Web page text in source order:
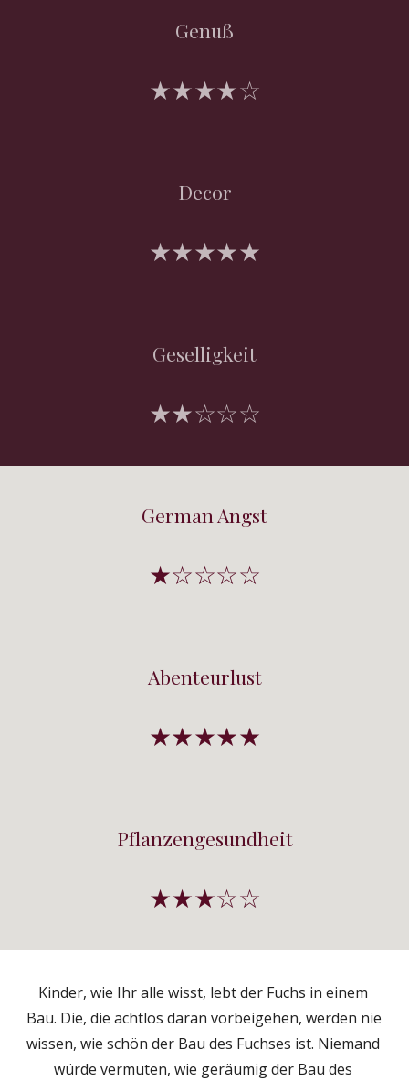
Genuß
★★★★☆
Decor
★★★★★
Geselligkeit
★★☆☆☆
German Angst
★☆☆☆☆
Abenteurlust
★★★★★
Pflanzengesundheit
★★★☆☆
Kinder, wie Ihr alle wisst, lebt der Fuchs in einem
Bau. Die, die achtlos daran vorbeigehen, werden nie
wissen, wie schön der Bau des Fuchses ist. Niemand
würde vermuten, wie geräumig der Bau des